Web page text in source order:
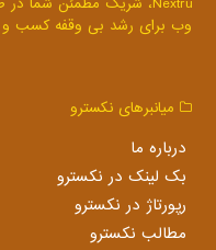
وب برای رشد بی وقفه کسب و
میانبرهای نكسترو
درباره ما
بک لینک در نكسترو
رپورتاژ در نكسترو
مطالب نكسترو